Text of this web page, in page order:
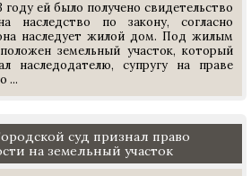
году ей было получено свидетельство
наследство по закону, согласно
наследует жилой дом. Под жилым
земельный участок, который
наследодателю, супругу на праве
...
суд признал право
на земельный участок